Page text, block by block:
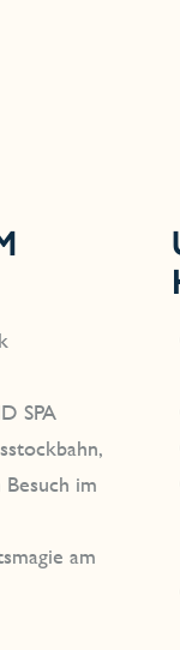
SPA
im
am